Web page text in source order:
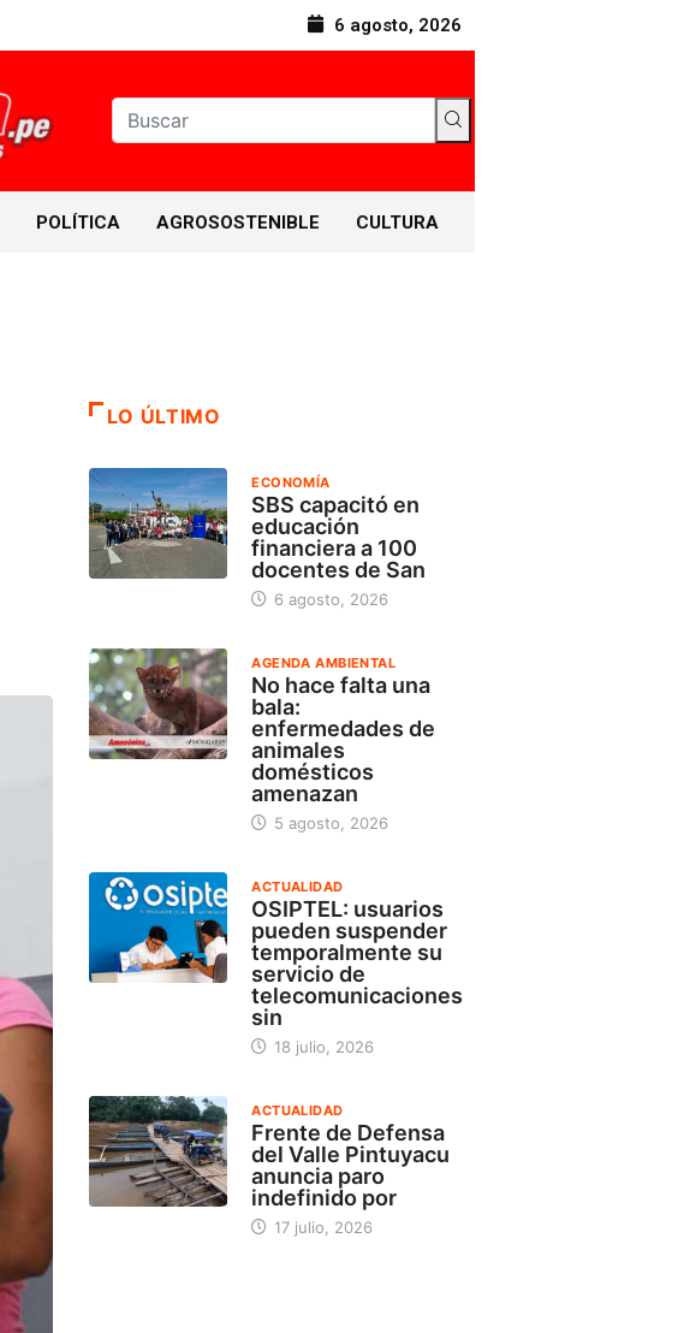
6 agosto, 2026
POLÍTICA AGROSOSTENIBLE CULTURA
LO ÚLTIMO
ECONOMÍA
SBS capacitó en
educación
financiera a 100
docentes de San
6 agosto, 2026
AGENDA AMBIENTAL
No hace falta una
bala:
enfermedades de
animales
domésticos
amenazan
5 agosto, 2026
ACTUALIDAD
OSIPTEL: usuarios
pueden suspender
temporalmente su
servicio de
telecomunicaciones
sin
18 julio, 2026
ACTUALIDAD
Frente de Defensa
del Valle Pintuyacu
anuncia paro
indefinido por
17 julio, 2026